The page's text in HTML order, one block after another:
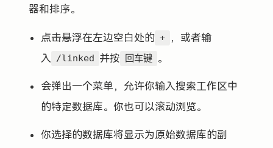
器和排序。
点击悬浮在左边空白处的 +
，或者输
入
/linked 并按 回车键 。
会弹出一个菜单，允许你输入搜索工作区中
的特定数据库。你也可以滚动浏览。
你选择的数据库将显示为原始数据库的副